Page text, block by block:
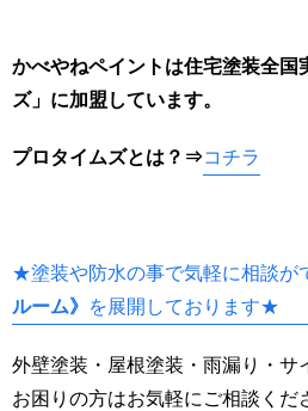
かべやねペイントは住宅塗装全国
ズ」に加盟しています。
プロタイムズとは ？⇒コチラ
★塗装や防水の事で気軽に相談が
ルーム》 を展開しております★
外壁塗装・屋根塗装・雨漏り・サ
お困りの方はお気軽にご相談くだ